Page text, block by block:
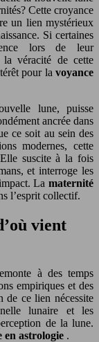
Cette croyance
un lien mystérieux
Si certaines
lors de leur
la véracité de cette
pour la voyance
lune, puisse
ancrée dans
ce soit au sein des
modernes, cette
suscite à la fois
et interroge les
La maternité
l’esprit collectif.
vient
à des temps
empiriques et des
de ce lien nécessite
lunaire et les
de la lune.
en astrologie .